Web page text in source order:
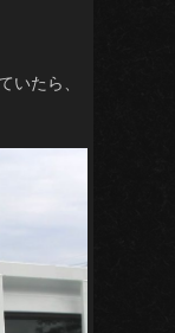
いたら、